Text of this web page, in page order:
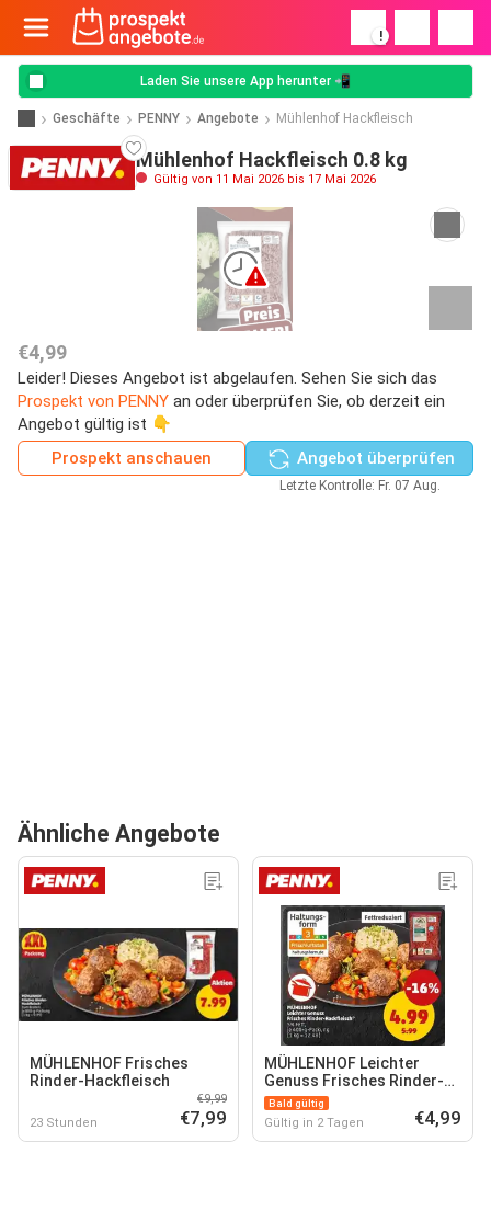
!
Laden Sie unsere App herunter 📲
Geschäfte PENNY Angebote Mühlenhof Hackfleisch
Mühlenhof Hackfleisch 0.8 kg
Gültig von 11 Mai 2026 bis 17 Mai 2026
€4,99
Leider! Dieses Angebot ist abgelaufen. Sehen Sie sich das
Prospekt von PENNY an oder überprüfen Sie, ob derzeit ein
Angebot gültig ist 👇
Prospekt anschauen
Angebot überprüfen
Letzte Kontrolle: Fr. 07 Aug.
Ähnliche Angebote
MÜHLENHOF Frisches
Rinder-Hackfleisch
23 Stunden
€9,99
€7,99
MÜHLENHOF Leichter
Genuss Frisches Rinder-
Hackfleisch
Bald gültig
Gültig in 2 Tagen €4,99